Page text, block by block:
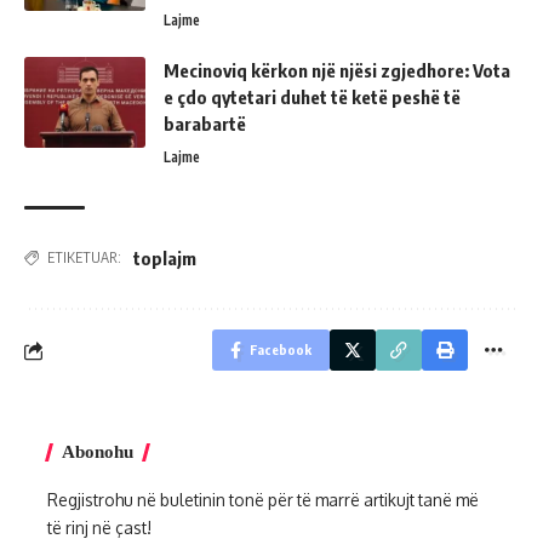
Lajme
Mecinoviq kërkon një njësi zgjedhore: Vota
e çdo qytetari duhet të ketë peshë të
barabartë
Lajme
ETIKETUAR: toplajm
Facebook
Abonohu
Regjistrohu në buletinin tonë për të marrë artikujt tanë më
të rinj në çast!